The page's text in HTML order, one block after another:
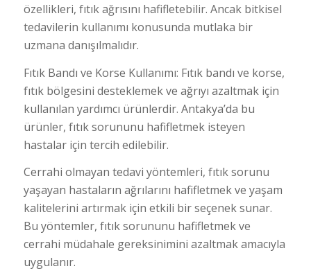
özellikleri, fıtık ağrısını hafifletebilir. Ancak bitkisel
tedavilerin kullanımı konusunda mutlaka bir
uzmana danışılmalıdır.
Fıtık Bandı ve Korse Kullanımı: Fıtık bandı ve korse,
fıtık bölgesini desteklemek ve ağrıyı azaltmak için
kullanılan yardımcı ürünlerdir. Antakya’da bu
ürünler, fıtık sorununu hafifletmek isteyen
hastalar için tercih edilebilir.
Cerrahi olmayan tedavi yöntemleri, fıtık sorunu
yaşayan hastaların ağrılarını hafifletmek ve yaşam
kalitelerini artırmak için etkili bir seçenek sunar.
Bu yöntemler, fıtık sorununu hafifletmek ve
cerrahi müdahale gereksinimini azaltmak amacıyla
uygulanır.